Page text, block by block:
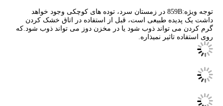
توجه ویژه:859B در زمستان سرد، توده های کوچکی وجود خواهد
داشت یک پدیده طبیعی است، قبل از استفاده در اتاق خشک کردن
گرم کردن می تواند ذوب شود یا در مخزن دوز می تواند ذوب شود.که
روی استفاده تاثیر نمیذاره.